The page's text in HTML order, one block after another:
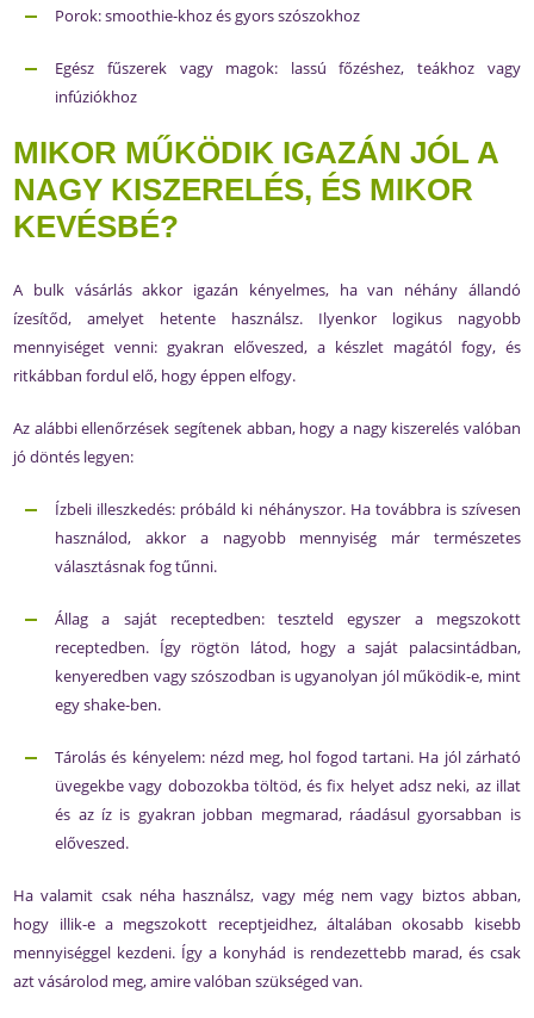
Porok: smoothie-khoz és gyors szószokhoz
Egész fűszerek vagy magok: lassú főzéshez, teákhoz vagy
infúziókhoz
MIKOR MŰKÖDIK IGAZÁN JÓL A
NAGY KISZERELÉS, ÉS MIKOR
KEVÉSBÉ?
A bulk vásárlás akkor igazán kényelmes, ha van néhány állandó
ízesítőd, amelyet hetente használsz. Ilyenkor logikus nagyobb
mennyiséget venni: gyakran előveszed, a készlet magától fogy, és
ritkábban fordul elő, hogy éppen elfogy.
Az alábbi ellenőrzések segítenek abban, hogy a nagy kiszerelés valóban
jó döntés legyen:
Ízbeli illeszkedés: próbáld ki néhányszor. Ha továbbra is szívesen
használod, akkor a nagyobb mennyiség már természetes
választásnak fog tűnni.
Állag a saját receptedben: teszteld egyszer a megszokott
receptedben. Így rögtön látod, hogy a saját palacsintádban,
kenyeredben vagy szószodban is ugyanolyan jól működik-e, mint
egy shake-ben.
Tárolás és kényelem: nézd meg, hol fogod tartani. Ha jól zárható
üvegekbe vagy dobozokba töltöd, és fix helyet adsz neki, az illat
és az íz is gyakran jobban megmarad, ráadásul gyorsabban is
előveszed.
Ha valamit csak néha használsz, vagy még nem vagy biztos abban,
hogy illik-e a megszokott receptjeidhez, általában okosabb kisebb
mennyiséggel kezdeni. Így a konyhád is rendezettebb marad, és csak
azt vásárolod meg, amire valóban szükséged van.